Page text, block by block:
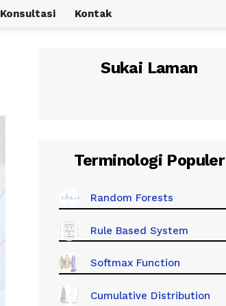
Konsultasi Kontak
Sukai Laman
Terminologi Populer
Random Forests
Rule Based System
Softmax Function
Cumulative Distribution